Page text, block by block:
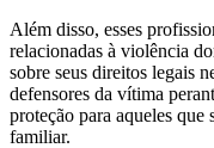
Além disso, esses
relacionadas à violência
sobre seus direitos legais
defensores da vítima
proteção para aqueles
familiar.